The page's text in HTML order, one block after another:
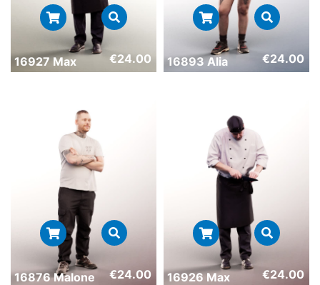
16927 Max €24.00 16893 Alia €24.00
16876 Malone €24.00 16926 Max €24.00